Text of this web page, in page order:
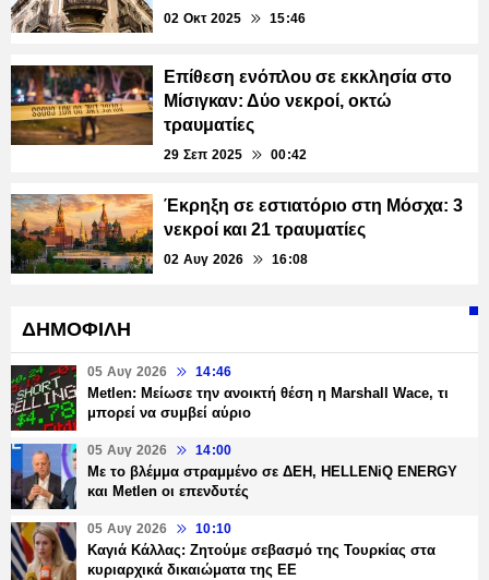
02 Οκτ 2025 15:46
Επίθεση ενόπλου σε εκκλησία στο
Μίσιγκαν: Δύο νεκροί, οκτώ
τραυματίες
29 Σεπ 2025 00:42
Έκρηξη σε εστιατόριο στη Μόσχα: 3
νεκροί και 21 τραυματίες
02 Αυγ 2026 16:08
ΔΗΜΟΦΙΛΗ
05 Αυγ 2026 14:46
Metlen: Μείωσε την ανοικτή θέση η Marshall Wace, τι
μπορεί να συμβεί αύριο
05 Αυγ 2026 14:00
Με το βλέμμα στραμμένο σε ΔΕΗ, HELLENiQ ENERGY
και Metlen οι επενδυτές
05 Αυγ 2026 10:10
Καγιά Κάλλας: Ζητούμε σεβασμό της Τουρκίας στα
κυριαρχικά δικαιώματα της ΕΕ